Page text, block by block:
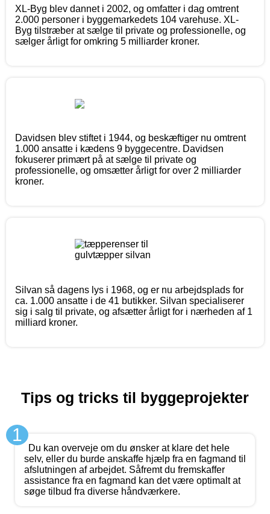
XL-Byg blev dannet i 2002, og omfatter i dag omtrent
2.000 personer i byggemarkedets 104 varehuse. XL-
Byg tilstræber at sælge til private og professionelle, og
sælger årligt for omkring 5 milliarder kroner.
Davidsen blev stiftet i 1944, og beskæftiger nu omtrent
1.000 ansatte i kædens 9 byggecentre. Davidsen
fokuserer primært på at sælge til private og
professionelle, og omsætter årligt for over 2 milliarder
kroner.
Silvan så dagens lys i 1968, og er nu arbejdsplads for
ca. 1.000 ansatte i de 41 butikker. Silvan specialiserer
sig i salg til private, og afsætter årligt for i nærheden af 1
milliard kroner.
Tips og tricks til byggeprojekter
1
Du kan overveje om du ønsker at klare det hele
selv, eller du burde anskaffe hjælp fra en fagmand til
afslutningen af arbejdet. Såfremt du fremskaffer
assistance fra en fagmand kan det være optimalt at
søge tilbud fra diverse håndværkere.